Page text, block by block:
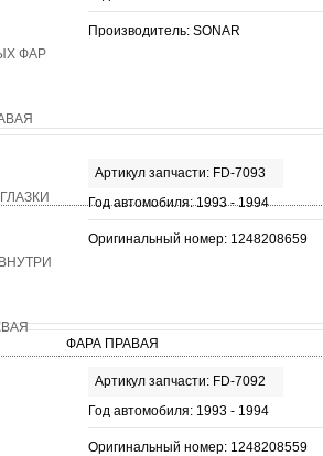
Производитель: SONAR
Артикул запчасти: FD-7093
Год автомобиля: 1993 - 1994
Оригинальный номер: 1248208659
Артикул запчасти: FD-7092
Год автомобиля: 1993 - 1994
Оригинальный номер: 1248208559
ФАРА ПРАВАЯ